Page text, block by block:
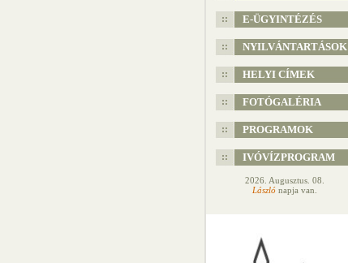
E-ÜGYINTÉZÉS
NYILVÁNTARTÁSOK
HELYI CÍMEK
FOTÓGALÉRIA
PROGRAMOK
IVÓVÍZPROGRAM
2026. Augusztus. 08.
László napja van.